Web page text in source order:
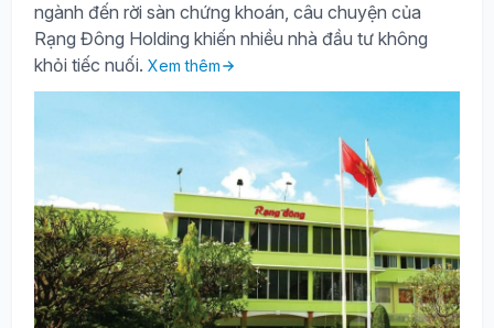
ngành đến rời sàn chứng khoán, câu chuyện của
Rạng Đông Holding khiến nhiều nhà đầu tư không
khỏi tiếc nuối. Xem thêm